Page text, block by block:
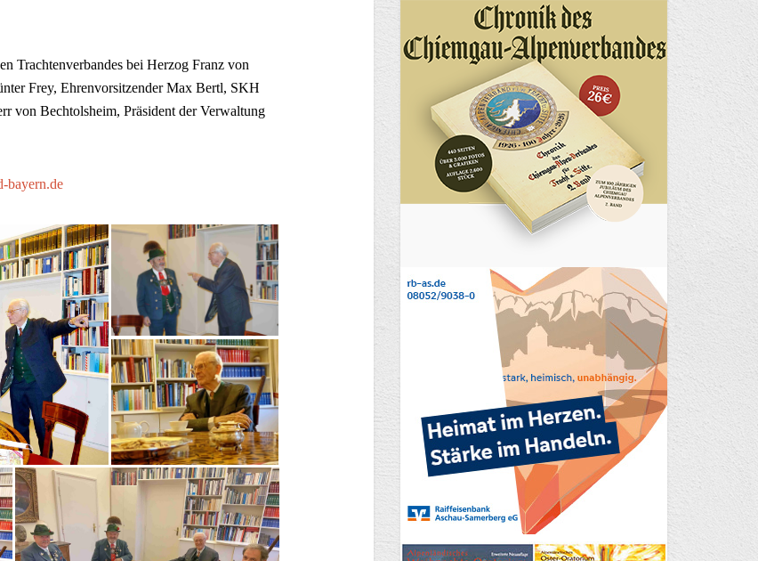
Trachtenverbandes bei Herzog Franz von
Frey, Ehrenvorsitzender Max Bertl, SKH
von Bechtolsheim, Präsident der Verwaltung
bayern.de